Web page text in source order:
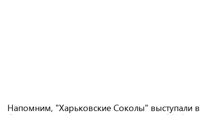
Напомним, "Харьковские Соколы" выступали в